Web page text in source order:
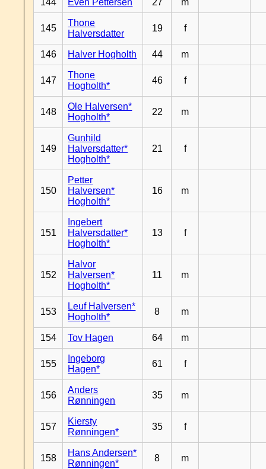
144 Even Pettersen 27 m
145
Thone
Halversdatter
19 f
146 Halver Hogholth 44 m
147
Thone
Hogholth*
46 f
148
Ole Halversen*
Hogholth*
22 m
149
Gunhild
Halversdatter*
Hogholth*
21 f
150
Petter
Halversen*
Hogholth*
16 m
151
Ingebert
Halversdatter*
Hogholth*
13 f
152
Halvor
Halversen*
Hogholth*
11 m
153
Leuf Halversen*
Hogholth*
8 m
154 Tov Hagen 64 m
155
Ingeborg
Hagen*
61 f
156
Anders
Rønningen
35 m
157
Kiersty
Rønningen*
35 f
158
Hans Andersen*
Rønningen*
8 m